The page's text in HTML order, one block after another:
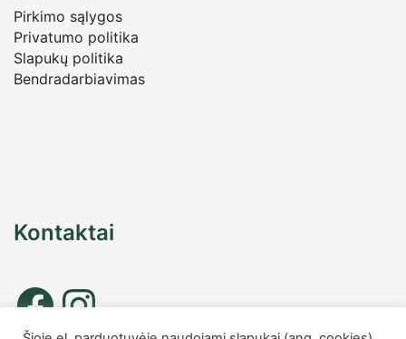
Pirkimo sąlygos
Privatumo politika
Slapukų politika
Bendradarbiavimas
Kontaktai